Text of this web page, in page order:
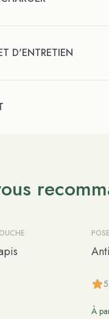
D'ENTRETIEN
À